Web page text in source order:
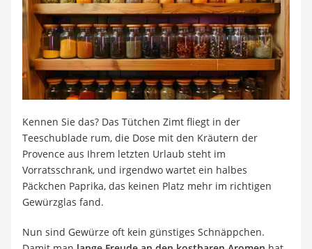
Kennen Sie das? Das Tütchen Zimt fliegt in der
Teeschublade rum, die Dose mit den Kräutern der
Provence aus Ihrem letzten Urlaub steht im
Vorratsschrank, und irgendwo wartet ein halbes
Päckchen Paprika, das keinen Platz mehr im richtigen
Gewürzglas fand.
Nun sind Gewürze oft kein günstiges Schnäppchen.